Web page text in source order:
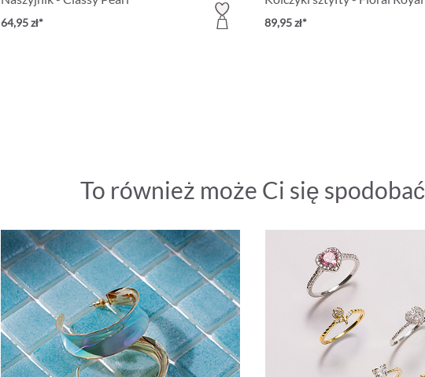
64,95 zł* 89,95 zł*
To również może Ci się spodobać